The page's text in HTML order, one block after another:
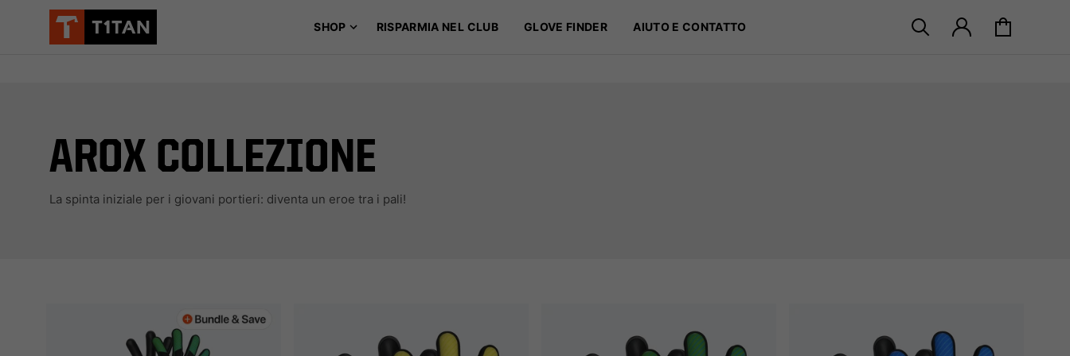
SHOP RISPARMIA NEL CLUB GLOVE FINDER AIUTO E CONTATTO
Cerca prodotti
AccediCarrello
AROX COLLEZIONE
La spinta iniziale per i giovani portieri: diventa un eroe tra i pali!